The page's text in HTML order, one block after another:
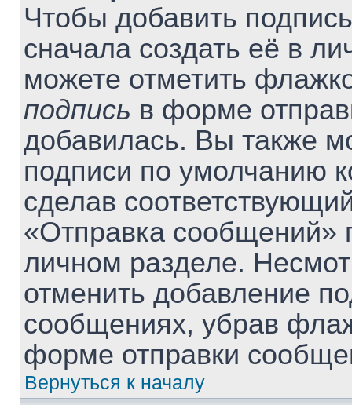
Чтобы добавить
сначала создать её в
можете отметить
подпись в форме
добавилась. Вы также
подписи по умолчанию
сделав
«Отправка сообщений»
личном разделе.
отменить добавление
сообщениях, убрав
форме отправки
Вернуться к началу